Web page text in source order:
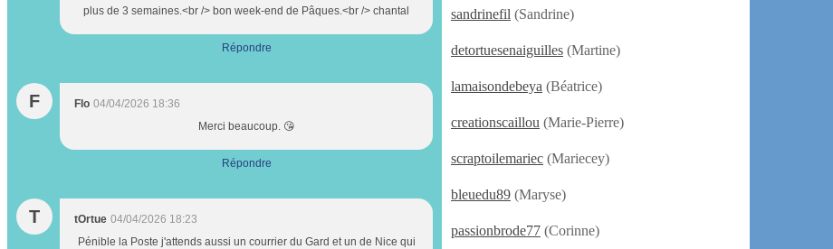
plus de 3 semaines.<br /> bon week-end de Pâques.<br /> chantal
Répondre
F Flo 04/04/2026 18:36
Merci beaucoup. 😘
Répondre
T tOrtue 04/04/2026 18:23
Pénible la Poste j'attends aussi un courrier du Gard et un de Nice qui
sandrinefil (Sandrine)
detortuesenaiguilles (Martine)
lamaisondebeya (Béatrice)
creationscaillou (Marie-Pierre)
scraptoilemariec (Mariecey)
bleuedu89 (Maryse)
passionbrode77 (Corinne)